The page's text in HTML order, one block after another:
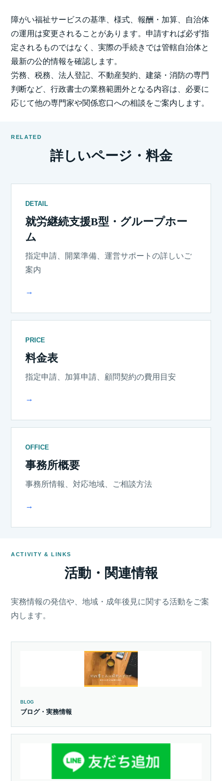
障がい福祉サービスの基準、様式、報酬・加算、自治体
の運用は変更されることがあります。申請すれば必ず指
定されるものではなく、実際の手続きでは管轄自治体と
最新の公的情報を確認します。
労務、税務、法人登記、不動産契約、建築・消防の専門
判断など、行政書士の業務範囲外となる内容は、必要に
応じて他の専門家や関係窓口への相談をご案内します。
RELATED
詳しいページ・料金
DETAIL
就労継続支援B型・グループホー
ム
指定申請、開業準備、運営サポートの詳しいご
案内
→
PRICE
料金表
指定申請、加算申請、顧問契約の費用目安
→
OFFICE
事務所概要
事務所情報、対応地域、ご相談方法
→
ACTIVITY & LINKS
活動・関連情報
実務情報の発信や、地域・成年後見に関する活動をご案
内します。
BLOG
ブログ・実務情報